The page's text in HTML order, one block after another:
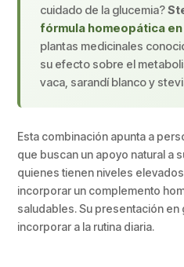
cuidado de la glucemia?
fórmula homeopática
plantas medicinales
su efecto sobre el
vaca, sarandí blanco y
Esta combinación apunta a
que buscan un apoyo natural a
quienes tienen niveles
incorporar un complemento
saludables. Su presentación en
incorporar a la rutina diaria.